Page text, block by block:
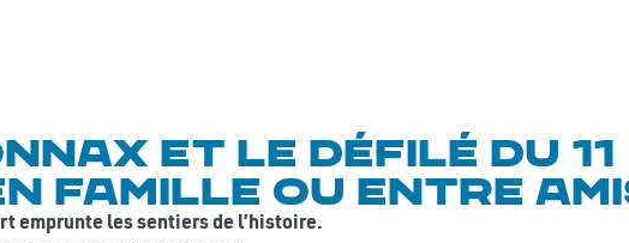
et le défilé du 11
famille ou entre
emprunte les sentiers de l’histoire.